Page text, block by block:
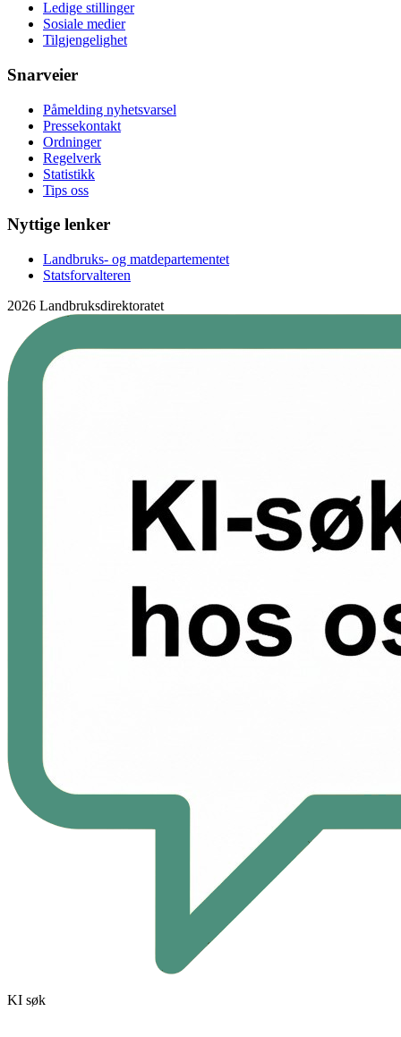
Ledige stillinger
Sosiale medier
Tilgjengelighet
Snarveier
Påmelding nyhetsvarsel
Pressekontakt
Ordninger
Regelverk
Statistikk
Tips oss
Nyttige lenker
Landbruks- og matdepartementet
Statsforvalteren
2026 Landbruksdirektoratet
KI søk